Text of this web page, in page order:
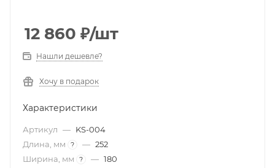
12 860 ₽/шт
Нашли дешевле?
Хочу в подарок
Характеристики
Артикул — KS-004
Длина, мм
? — 252
Ширина, мм
? — 180